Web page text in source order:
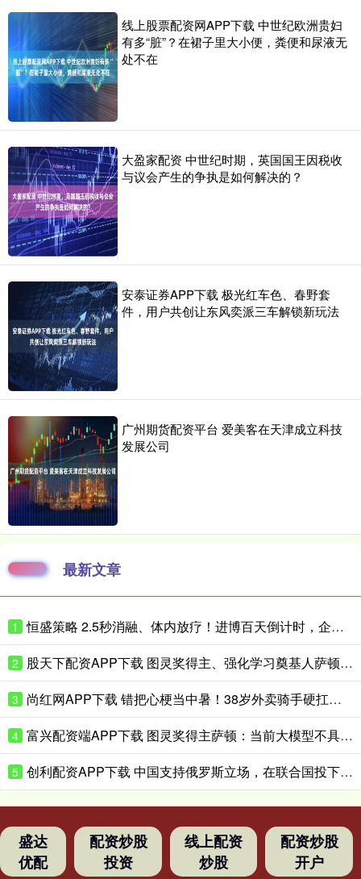
线上股票配资网APP下载 中世纪欧洲贵妇
有多“脏”？在裙子里大小便，粪便和尿液无
处不在
大盈家配资 中世纪时期，英国国王因税收
与议会产生的争执是如何解决的？
安泰证券APP下载 极光红车色、春野套
件，用户共创让东风奕派三车解锁新玩法
广州期货配资平台 爱美客在天津成立科技
发展公司
最新文章
1 恒盛策略 2.5秒消融、体内放疗！进博百天倒计时，企业亮出微创医疗硬核黑科技
2 股天下配资APP下载 图灵奖得主、强化学习奠基人萨顿：心理学是我的“秘密武器”
3 尚红网APP下载 错把心梗当中暑！38岁外卖骑手硬扛胸痛3小时，医生提醒来了！
4 富兴配资端APP下载 图灵奖得主萨顿：当前大模型不具备真实体验，到2040年有五成概率洞悉心智
5 创利配资APP下载 中国支持俄罗斯立场，在联合国投下反对票，为伊朗主持公道！
盛达
优配
配资炒股
投资
线上配资
炒股
配资炒股
开户